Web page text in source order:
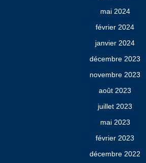
mai 2024
février 2024
janvier 2024
décembre 2023
novembre 2023
août 2023
juillet 2023
mai 2023
février 2023
décembre 2022